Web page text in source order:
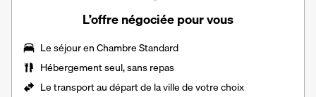
L’offre négociée pour vous
Le séjour enChambre Standard
Hébergement seul, sans repas
Le transport au départ de la ville de votre choix